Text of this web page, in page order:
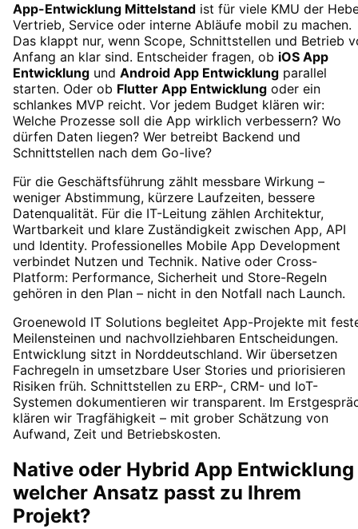
App-Entwicklung Mittelstand ist für viele KMU der
Vertrieb, Service oder interne Abläufe mobil zu machen.
Das klappt nur, wenn Scope, Schnittstellen und Betrieb
Anfang an klar sind. Entscheider fragen, ob iOS App
Entwicklung und Android App Entwicklung parallel
starten. Oder ob Flutter App Entwicklung oder ein
schlankes MVP reicht. Vor jedem Budget klären wir:
Welche Prozesse soll die App wirklich verbessern? Wo
dürfen Daten liegen? Wer betreibt Backend und
Schnittstellen nach dem Go-live?
Für die Geschäftsführung zählt messbare Wirkung –
weniger Abstimmung, kürzere Laufzeiten, bessere
Datenqualität. Für die IT-Leitung zählen Architektur,
Wartbarkeit und klare Zuständigkeit zwischen App, API
und Identity. Professionelles Mobile App Development
verbindet Nutzen und Technik. Native oder Cross-
Platform: Performance, Sicherheit und Store-Regeln
gehören in den Plan – nicht in den Notfall nach Launch.
Groenewold IT Solutions begleitet App-Projekte mit
Meilensteinen und nachvollziehbaren Entscheidungen.
Entwicklung sitzt in Norddeutschland. Wir übersetzen
Fachregeln in umsetzbare User Stories und priorisieren
Risiken früh. Schnittstellen zu ERP-, CRM- und IoT-
Systemen dokumentieren wir transparent. Im
klären wir Tragfähigkeit – mit grober Schätzung von
Aufwand, Zeit und Betriebskosten.
Native oder Hybrid App Entwicklung
welcher Ansatz passt zu Ihrem
Projekt?